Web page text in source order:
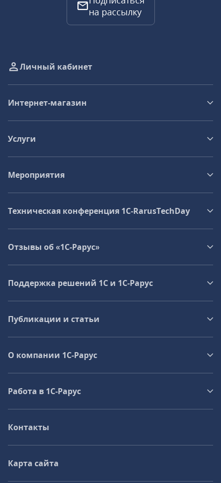
на рассылку
Личный кабинет
Интернет-магазин
Услуги
Мероприятия
Техническая конференция 1C‑RarusTechDay
Отзывы об «1С-Рарус»
Поддержка решений 1С и 1С‑Рарус
Публикации и статьи
О компании 1C-Рарус
Работа в 1С‑Рарус
Контакты
Карта сайта